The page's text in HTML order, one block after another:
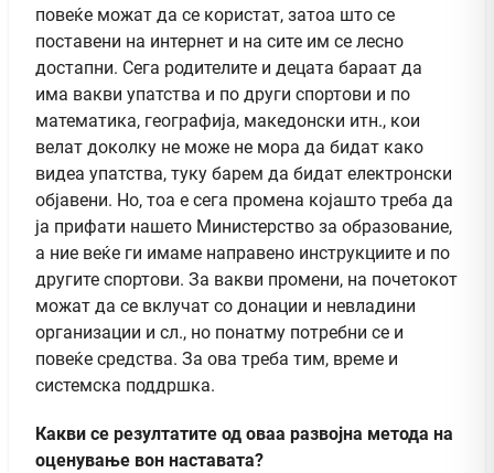
повеќе можат да се користат, затоа што се
поставени на интернет и на сите им се лесно
достапни. Сега родителите и децата бараат да
има вакви упатства и по други спортови и по
математика, географија, македонски итн., кои
велат доколку не може не мора да бидат како
видеа упатства, туку барем да бидат електронски
објавени. Но, тоа е сега промена којашто треба да
ја прифати нашето Министерство за образование,
а ние веќе ги имаме направено инструкциите и по
другите спортови. За вакви промени, на почетокот
можат да се вклучат со донации и невладини
организации и сл., но понатму потребни се и
повеќе средства. За ова треба тим, време и
системска поддршка.
Какви се резултатите од оваа развојна метода на
оценување вон наставата?